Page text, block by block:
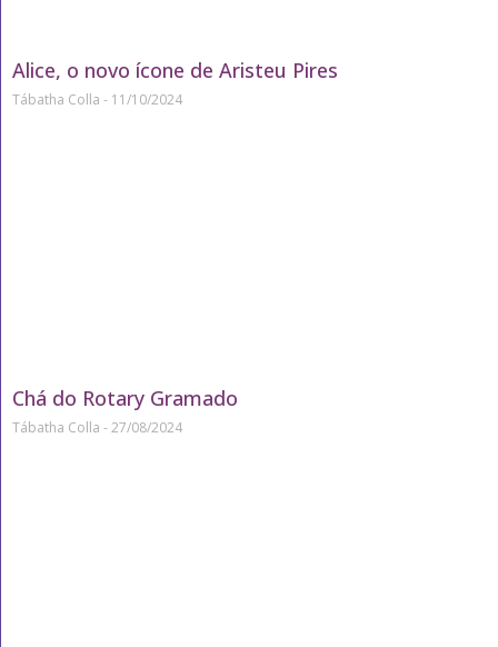
Alice, o novo ícone de Aristeu Pires
Tábatha Colla 11/10/2024
Chá do Rotary Gramado
Tábatha Colla 27/08/2024